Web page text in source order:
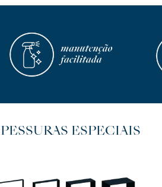
ESPECIAIS